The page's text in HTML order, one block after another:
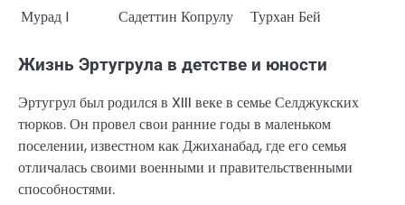
Мурад I
Садеттин Копрулу Турхан Бей
Жизнь Эртугрула в детстве и юности
Эртугрул был родился в XIII веке в семье Селджукских
тюрков. Он провел свои ранние годы в маленьком
поселении, известном как Джиханабад, где его семья
отличалась своими военными и правительственными
способностями.